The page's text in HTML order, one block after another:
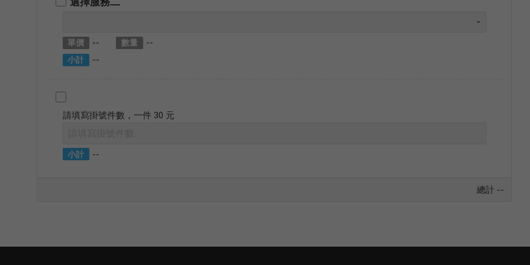
單價 -- 數量 --
小計 --
請填寫掛號件數，一件 30 元
小計 --
總計 --